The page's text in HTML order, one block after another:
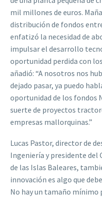
mil millones de euros.
distribución de fondos
enfatizó la necesidad de
impulsar el desarrollo
oportunidad perdida con
añadió: “A nosotros nos
dejado pasar, ya puedo
oportunidad de los fondos
suerte de proyectos
empresas mallorquinas.”
Lucas Pastor, director de
Ingeniería y presidente del
de las Islas Baleares,
innovación es algo que
No hay un tamaño